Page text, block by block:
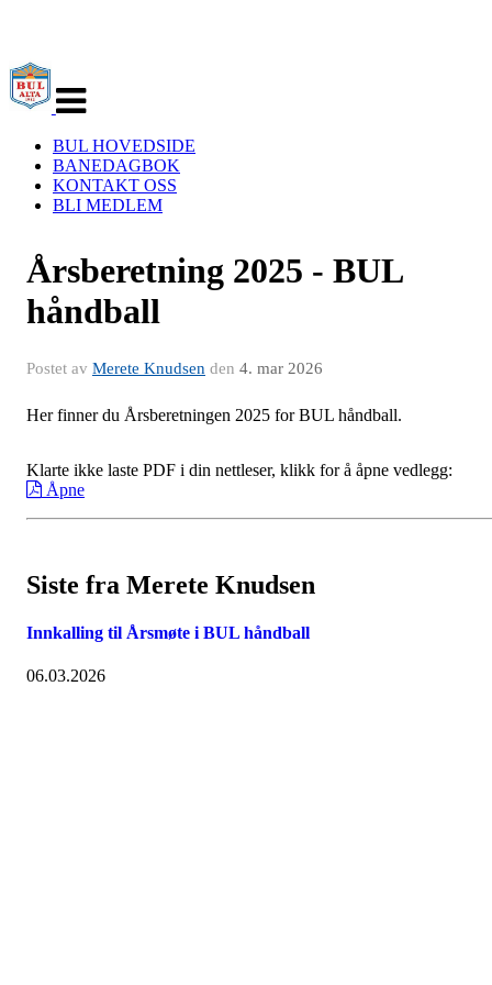
navigasjon
BUL HOVEDSIDE
BANEDAGBOK
KONTAKT OSS
BLI MEDLEM
Årsberetning 2025 - BUL
håndball
Postet av Merete Knudsen den 4. mar 2026
Her finner du Årsberetningen 2025 for BUL håndball.
Klarte ikke laste PDF i din nettleser, klikk for å åpne vedlegg:
Åpne
Siste fra Merete Knudsen
Innkalling til Årsmøte i BUL håndball
06.03.2026